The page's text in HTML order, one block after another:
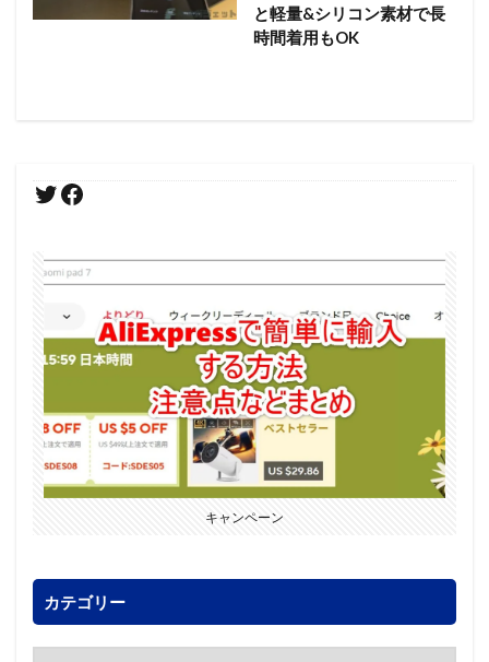
と軽量&シリコン素材で長
時間着用もOK
キャンペーン
カテゴリー